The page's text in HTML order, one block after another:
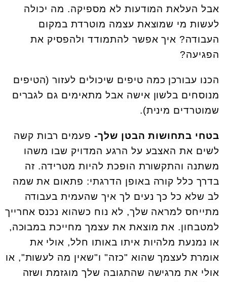
אבל העלאת המודעות לא מספיקה. מה יכולה
לעשות מי שמוצאת עצמה מוטרדת במקום
העבודה? איך אפשר להתמודד ולהפסיק את
הפגיעה?
הכנו עבורכן כמה טיפים שיכולים לעזור (הטיפים
מנוסחים בלשון אישה אבל מתאימים גם לגברים
שמוטרדים מינית).
בטחי בתחושות הבטן שלך- פעמים רבות קשה
לשים את האצבע על הרגע המדויק שבו משהו
משתנה והתקשורת הופכת להיות מטרידה. זה
בדרך כלל קורה באופן הדרגתי: פתאום את שמה
לב שלא כל כך נעים לך איך שהעמית בעבודה
מתייחס למראה שלך, לא נוח כשהוא נכנס אחרייך
למטבחון. את מוצאת את עצמך מחייכת במבוכה,
או נמנעת מלהיות איתו באותו חלל, אולי את
אומרת לעצמך שהוא "כזה" ו"שאין מה לעשות", או
אולי את מרגישה שהתגובה שלך מוגזמת ושזה